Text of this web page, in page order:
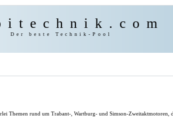
Der beste Technik-Pool
Themen rund um Trabant-, Wartburg- und Simson-Zweitaktmotoren,